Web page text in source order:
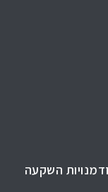
השקעה